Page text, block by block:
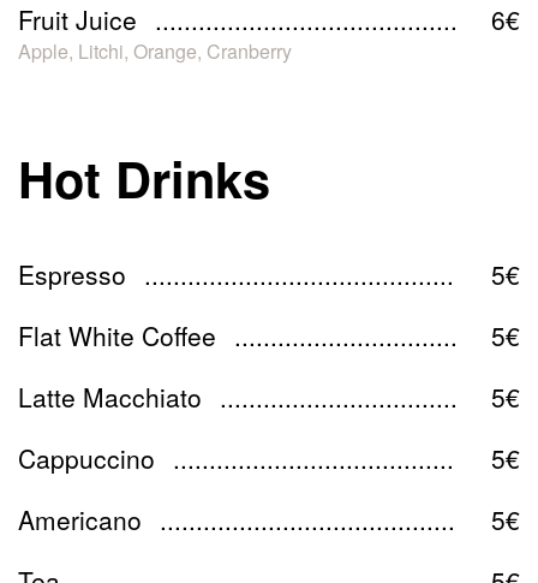
Fruit Juice
6€
Apple, Litchi, Orange, Cranberry
Hot Drinks
Espresso
5€
Flat White Coffee
5€
Latte Macchiato
5€
Cappuccino
5€
Americano
5€